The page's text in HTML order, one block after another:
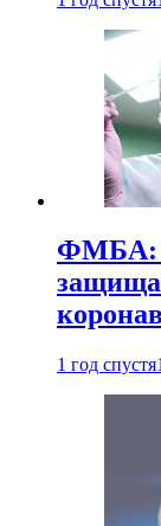
ФМБА:
1 год спустя